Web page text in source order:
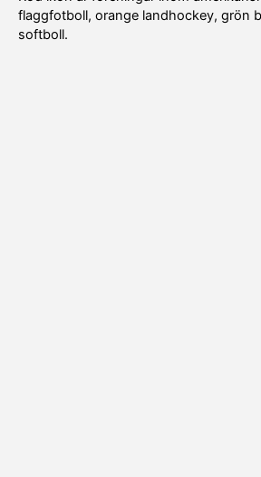
flaggfotboll, orange landhockey, grön
softboll.